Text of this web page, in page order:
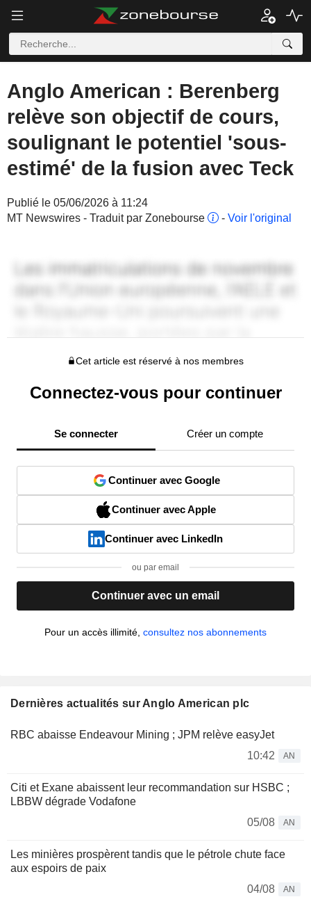
Anglo American : Berenberg
relève son objectif de cours,
soulignant le potentiel 'sous-
estimé' de la fusion avec Teck
Publié le 05/06/2026 à 11:24
MT Newswires - Traduit par Zonebourse
- Voir l'original
Cet article est réservé à nos membres
Connectez-vous pour continuer
Se connecter Créer un compte
Continuer avec Google
Continuer avec Apple
Continuer avec LinkedIn
ou par email
Continuer avec un email
Pour un accès illimité, consultez nos abonnements
Dernières actualités sur Anglo American plc
RBC abaisse Endeavour Mining ; JPM relève easyJet
10:42
AN
Citi et Exane abaissent leur recommandation sur HSBC ;
LBBW dégrade Vodafone
05/08
AN
Les minières prospèrent tandis que le pétrole chute face
aux espoirs de paix
04/08
AN